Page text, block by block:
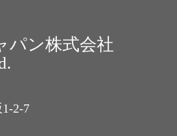
パン株式会社
2-7